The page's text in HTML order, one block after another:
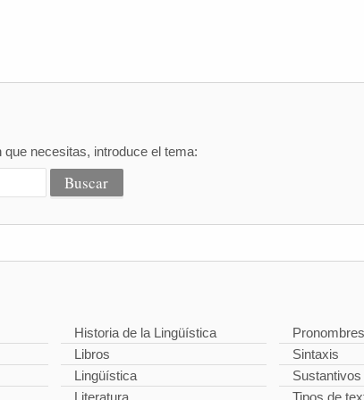
necesitas, introduce el tema:
Historia de la Lingüística
Libros
Lingüística
Literatura
Pronombres
Sintaxis
Sustantivos
Tipos de